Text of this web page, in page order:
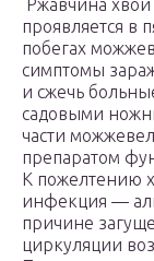
Ржавчина хвои
проявляется в
побегах
симптомы
и сжечь
садовыми
части
препаратом
К пожелтению
инфекция —
причине
циркуляции